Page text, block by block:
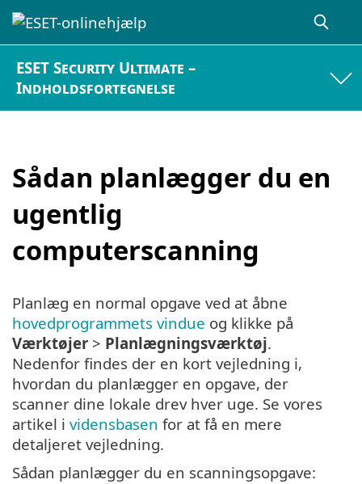
ESET Security Ultimate –
Indholdsfortegnelse
Sådan planlægger du en
ugentlig
computerscanning
Planlæg en normal opgave ved at åbne
hovedprogrammets vindue og klikke på
Værktøjer > Planlægningsværktøj.
Nedenfor findes der en kort vejledning i,
hvordan du planlægger en opgave, der
scanner dine lokale drev hver uge. Se vores
artikel i vidensbasen for at få en mere
detaljeret vejledning.
Sådan planlægger du en scanningsopgave: